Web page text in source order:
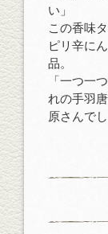
い」
この香味
ピリ辛に
品。
「一つ一
れの手羽
原さんでし